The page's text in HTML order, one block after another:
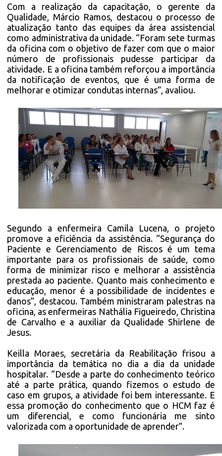
Com a realização da capacitação, o gerente da
Qualidade, Márcio Ramos, destacou o processo de
atualização tanto das equipes da área assistencial
como administrativa da unidade. “Foram sete turmas
da oficina com o objetivo de fazer com que o maior
número de profissionais pudesse participar da
atividade. E a oficina também reforçou a importância
da notificação de eventos, que é uma forma de
melhorar e otimizar condutas internas”, avaliou.
Segundo a enfermeira Camila Lucena, o projeto
promove a eficiência da assistência. “Segurança do
Paciente e Gerenciamento de Riscos é um tema
importante para os profissionais de saúde, como
forma de minimizar risco e melhorar a assistência
prestada ao paciente. Quanto mais conhecimento e
educação, menor é a possibilidade de incidentes e
danos”, destacou. Também ministraram palestras na
oficina, as enfermeiras Nathália Figueiredo, Christina
de Carvalho e a auxiliar da Qualidade Shirlene de
Jesus.
Keilla Moraes, secretária da Reabilitação frisou a
importância da temática no dia a dia da unidade
hospitalar. “Desde a parte do conhecimento teórico
até a parte prática, quando fizemos o estudo de
caso em grupos, a atividade foi bem interessante. E
essa promoção do conhecimento que o HCM faz é
um diferencial, e como funcionária me sinto
valorizada com a oportunidade de aprender”.